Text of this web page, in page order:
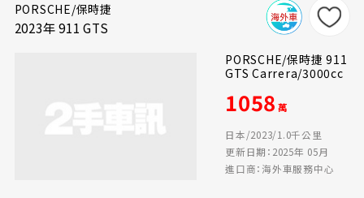
PORSCHE/保時捷
2023年 911 GTS
PORSCHE/保時捷 911
GTS Carrera/3000cc
1058 萬
日本/2023/1.0千公里
更新日期：2025年 05月
進口商：海外車服務中心